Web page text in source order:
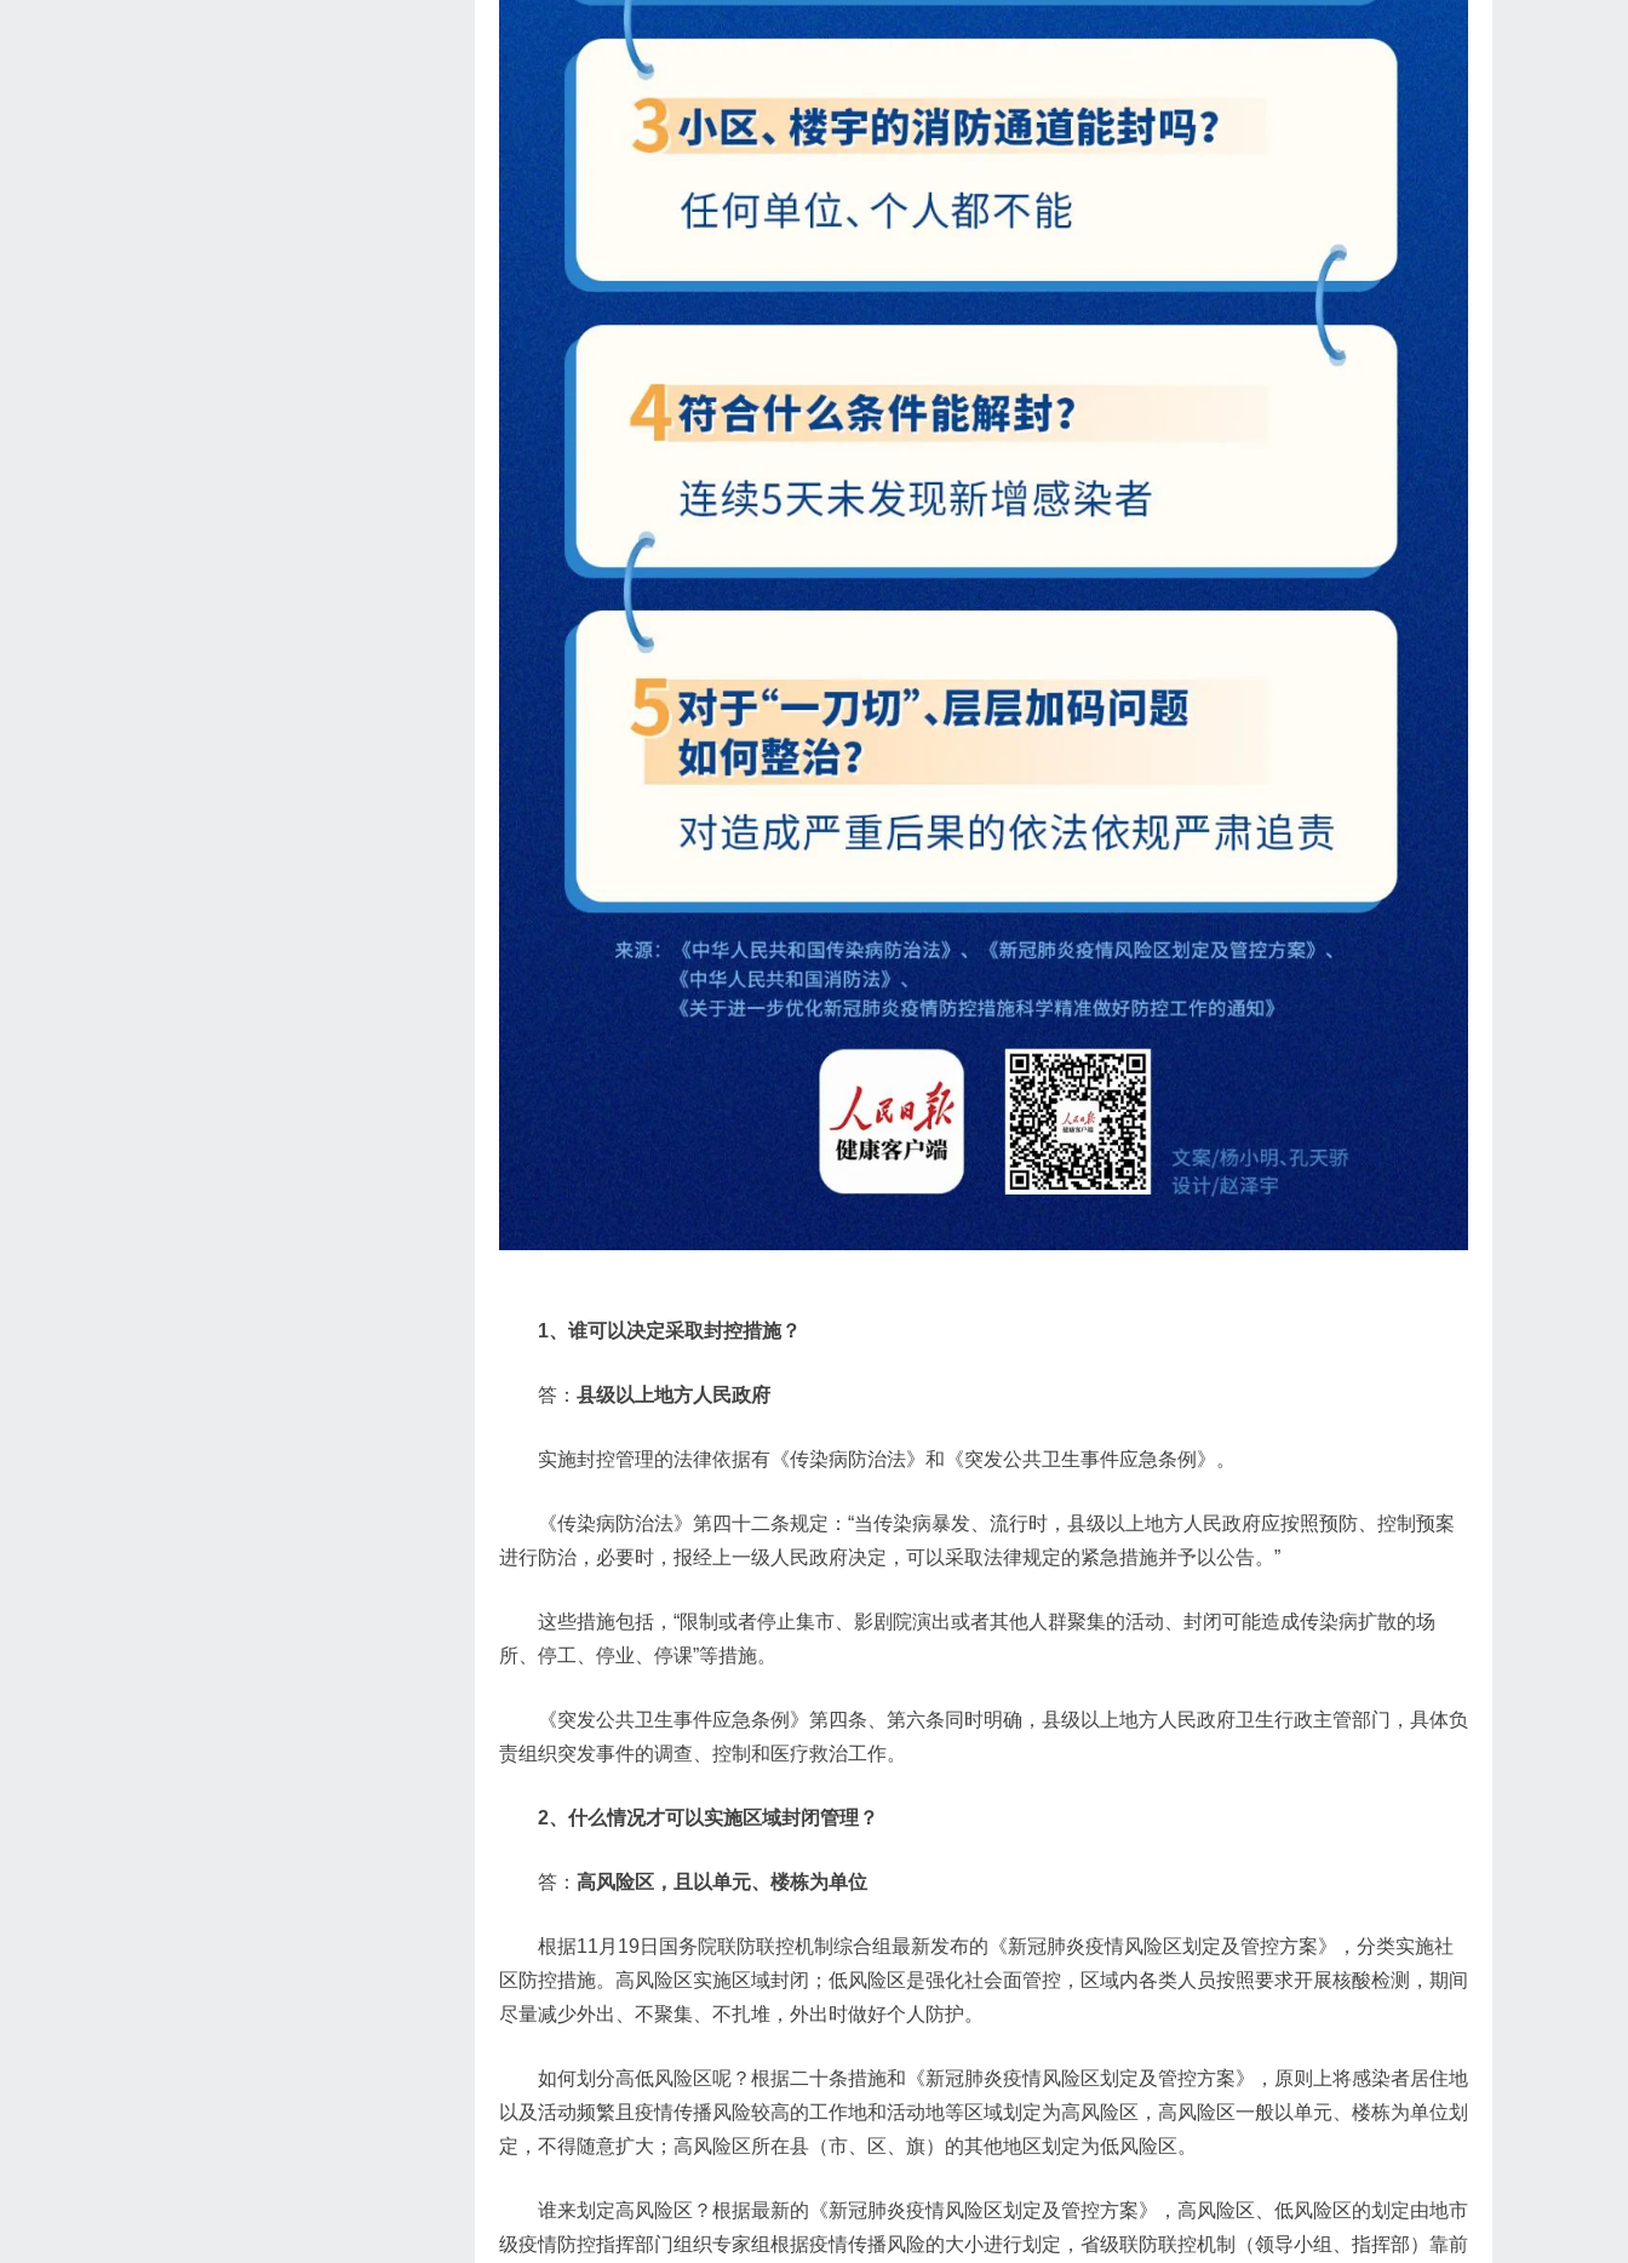
1、谁可以决定采取封控措施？
答： 县级以上地方人民政府
实施封控管理的法律依据有《传染病防治法》和《突发公共卫生事件应急条例》。
《传染病防治法》第四十二条规定：“当传染病暴发、流行时，县级以上地方人民政府应按照预防、控制预案
进行防治，必要时，报经上一级人民政府决定，可以采取法律规定的紧急措施并予以公告。”
这些措施包括，“限制或者停止集市、影剧院演出或者其他人群聚集的活动、封闭可能造成传染病扩散的场
所、停工、停业、停课”等措施。
《突发公共卫生事件应急条例》第四条、第六条同时明确，县级以上地方人民政府卫生行政主管部门，具体负
责组织突发事件的调查、控制和医疗救治工作。
2、什么情况才可以实施区域封闭管理？
答： 高风险区，且以单元、楼栋为单位
根据11月19日国务院联防联控机制综合组最新发布的《新冠肺炎疫情风险区划定及管控方案》，分类实施社
区防控措施。高风险区实施区域封闭；低风险区是强化社会面管控，区域内各类人员按照要求开展核酸检测，期间
尽量减少外出、不聚集、不扎堆，外出时做好个人防护。
如何划分高低风险区呢？根据二十条措施和《新冠肺炎疫情风险区划定及管控方案》，原则上将感染者居住地
以及活动频繁且疫情传播风险较高的工作地和活动地等区域划定为高风险区，高风险区一般以单元、楼栋为单位划
定，不得随意扩大；高风险区所在县（市、区、旗）的其他地区划定为低风险区。
谁来划定高风险区？根据最新的《新冠肺炎疫情风险区划定及管控方案》，高风险区、低风险区的划定由地市
级疫情防控指挥部门组织专家组根据疫情传播风险的大小进行划定，省级联防联控机制（领导小组、指挥部）靠前